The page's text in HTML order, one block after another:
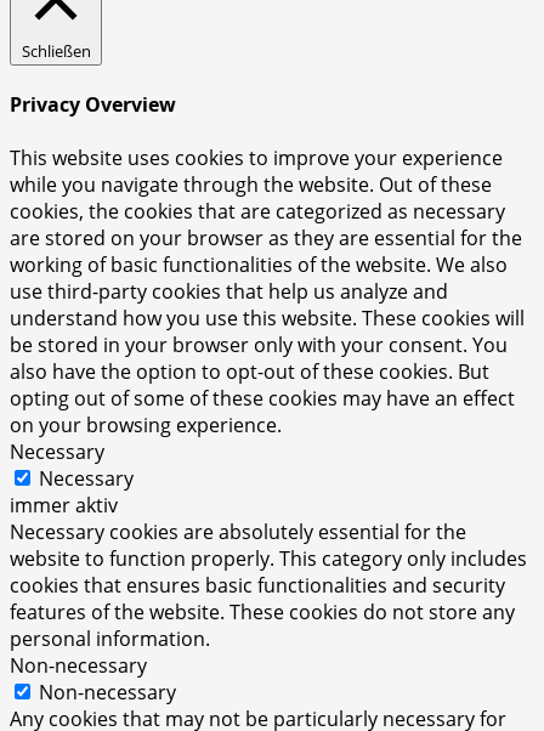
Schließen
Privacy Overview
This website uses cookies to improve your experience
while you navigate through the website. Out of these
cookies, the cookies that are categorized as necessary
are stored on your browser as they are essential for the
working of basic functionalities of the website. We also
use third-party cookies that help us analyze and
understand how you use this website. These cookies will
be stored in your browser only with your consent. You
also have the option to opt-out of these cookies. But
opting out of some of these cookies may have an effect
on your browsing experience.
Necessary
Necessary
immer aktiv
Necessary cookies are absolutely essential for the
website to function properly. This category only includes
cookies that ensures basic functionalities and security
features of the website. These cookies do not store any
personal information.
Non-necessary
Non-necessary
Any cookies that may not be particularly necessary for